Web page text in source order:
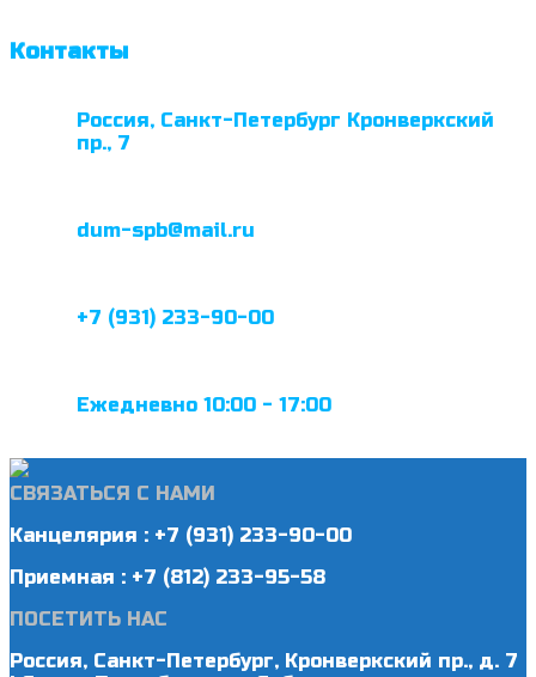
Контакты
Россия, Санкт-Петербург Кронверкский
пр., 7
dum-spb@mail.ru
+7 (931) 233-90-00
Ежедневно 10:00 - 17:00
СВЯЗАТЬСЯ С НАМИ
Канцелярия : +7 (931) 233-90-00
Приемная : +7 (812) 233-95-58
ПОСЕТИТЬ НАС
Россия, Санкт-Петербург, Кронверкский пр., д. 7